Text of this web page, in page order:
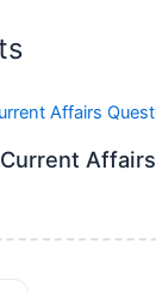
Affairs